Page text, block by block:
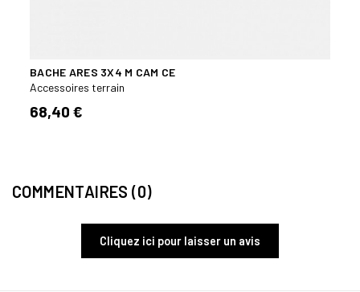
BACHE ARES 3X4 M CAM CE
Accessoires terrain
68,40 €
COMMENTAIRES (0)
Cliquez ici pour laisser un avis